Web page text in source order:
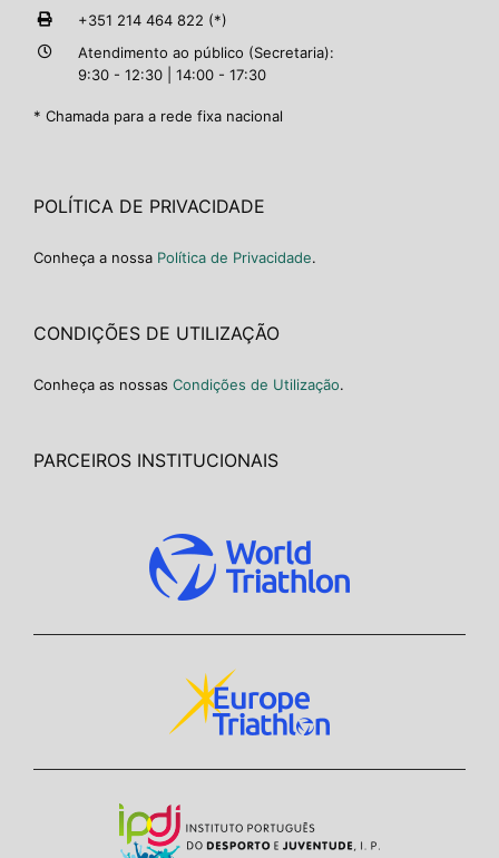
+351 214 464 822 (*)
Atendimento ao público (Secretaria):
9:30 - 12:30 | 14:00 - 17:30
* Chamada para a rede fixa nacional
POLÍTICA DE PRIVACIDADE
Conheça a nossa Política de Privacidade.
CONDIÇÕES DE UTILIZAÇÃO
Conheça as nossas Condições de Utilização.
PARCEIROS INSTITUCIONAIS